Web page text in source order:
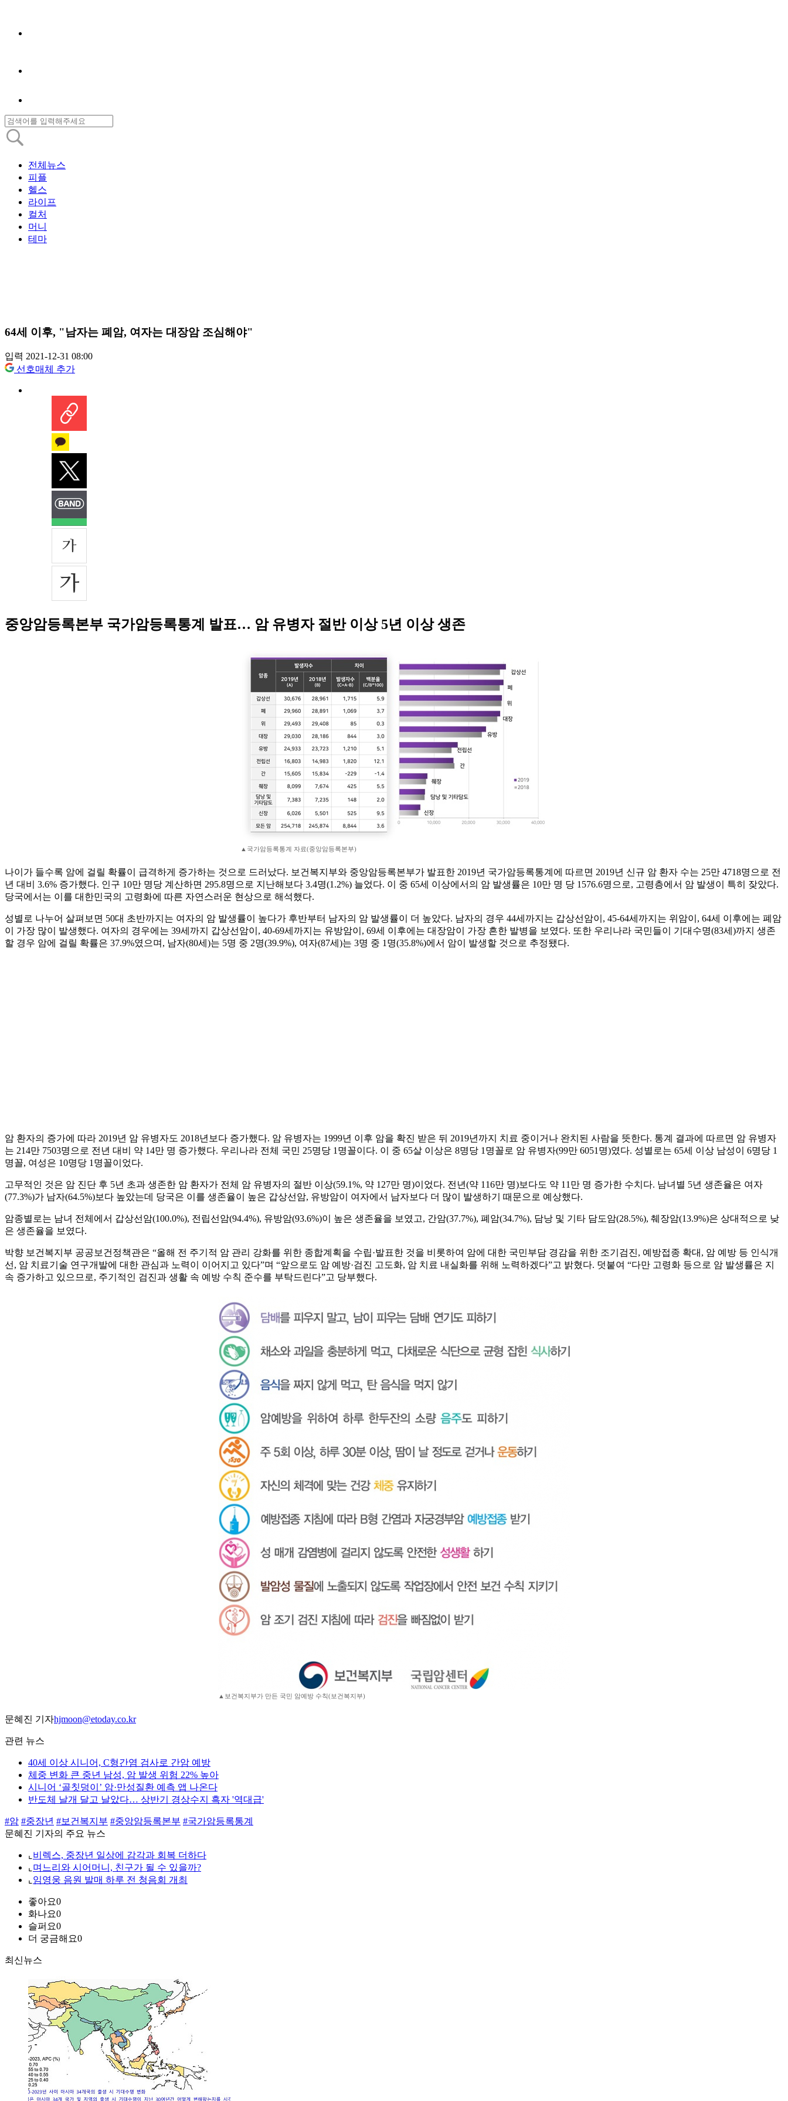
전체뉴스
피플
헬스
라이프
컬처
머니
테마
64세 이후, "남자는 폐암, 여자는 대장암 조심해야"
입력 2021-12-31 08:00
선호매체 추가
중앙암등록본부 국가암등록통계 발표… 암 유병자 절반 이상 5년 이상 생존
▲국가암등록통계 자료(중앙암등록본부)
나이가 들수록 암에 걸릴 확률이 급격하게 증가하는 것으로 드러났다. 보건복지부와 중앙암등록본부가 발표한 2019년 국가암등록통계에 따르면 2019년 신규 암 환자 수는 25만 4718명으로 전
년 대비 3.6% 증가했다. 인구 10만 명당 계산하면 295.8명으로 지난해보다 3.4명(1.2%) 늘었다. 이 중 65세 이상에서의 암 발생률은 10만 명 당 1576.6명으로, 고령층에서 암 발생이 특히 잦았다.
당국에서는 이를 대한민국의 고령화에 따른 자연스러운 현상으로 해석했다.
성별로 나누어 살펴보면 50대 초반까지는 여자의 암 발생률이 높다가 후반부터 남자의 암 발생률이 더 높았다. 남자의 경우 44세까지는 갑상선암이, 45-64세까지는 위암이, 64세 이후에는 폐암
이 가장 많이 발생했다. 여자의 경우에는 39세까지 갑상선암이, 40-69세까지는 유방암이, 69세 이후에는 대장암이 가장 흔한 발병을 보였다. 또한 우리나라 국민들이 기대수명(83세)까지 생존
할 경우 암에 걸릴 확률은 37.9%였으며, 남자(80세)는 5명 중 2명(39.9%), 여자(87세)는 3명 중 1명(35.8%)에서 암이 발생할 것으로 추정됐다.
암 환자의 증가에 따라 2019년 암 유병자도 2018년보다 증가했다. 암 유병자는 1999년 이후 암을 확진 받은 뒤 2019년까지 치료 중이거나 완치된 사람을 뜻한다. 통계 결과에 따르면 암 유병자
는 214만 7503명으로 전년 대비 약 14만 명 증가했다. 우리나라 전체 국민 25명당 1명꼴이다. 이 중 65살 이상은 8명당 1명꼴로 암 유병자(99만 6051명)였다. 성별로는 65세 이상 남성이 6명당 1
명꼴, 여성은 10명당 1명꼴이었다.
고무적인 것은 암 진단 후 5년 초과 생존한 암 환자가 전체 암 유병자의 절반 이상(59.1%, 약 127만 명)이었다. 전년(약 116만 명)보다도 약 11만 명 증가한 수치다. 남녀별 5년 생존율은 여자
(77.3%)가 남자(64.5%)보다 높았는데 당국은 이를 생존율이 높은 갑상선암, 유방암이 여자에서 남자보다 더 많이 발생하기 때문으로 예상했다.
암종별로는 남녀 전체에서 갑상선암(100.0%), 전립선암(94.4%), 유방암(93.6%)이 높은 생존율을 보였고, 간암(37.7%), 폐암(34.7%), 담낭 및 기타 담도암(28.5%), 췌장암(13.9%)은 상대적으로 낮
은 생존율을 보였다.
박향 보건복지부 공공보건정책관은 “올해 전 주기적 암 관리 강화를 위한 종합계획을 수립·발표한 것을 비롯하여 암에 대한 국민부담 경감을 위한 조기검진, 예방접종 확대, 암 예방 등 인식개
선, 암 치료기술 연구개발에 대한 관심과 노력이 이어지고 있다”며 “앞으로도 암 예방·검진 고도화, 암 치료 내실화를 위해 노력하겠다”고 밝혔다. 덧붙여 “다만 고령화 등으로 암 발생률은 지
속 증가하고 있으므로, 주기적인 검진과 생활 속 예방 수칙 준수를 부탁드린다”고 당부했다.
▲보건복지부가 만든 국민 암예방 수칙(보건복지부)
문혜진 기자hjmoon@etoday.co.kr
관련 뉴스
40세 이상 시니어, C형간염 검사로 간암 예방
체중 변화 큰 중년 남성, 암 발생 위험 22% 높아
시니어 ‘골칫덩이’ 암·만성질환 예측 앱 나온다
반도체 날개 달고 날았다… 상반기 경상수지 흑자 '역대급'
#암 #중장년 #보건복지부 #중앙암등록본부 #국가암등록통계
문혜진 기자의 주요 뉴스
⌞ 비렉스, 중장년 일상에 감각과 회복 더하다
⌞ 며느리와 시어머니, 친구가 될 수 있을까?
⌞ 임영웅 음원 발매 하루 전 청음회 개최
좋아요0
화나요0
슬퍼요0
더 궁금해요0
최신뉴스